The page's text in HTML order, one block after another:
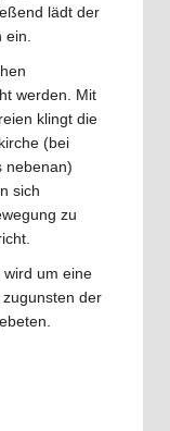
lädt der
werden. Mit
klingt die
(bei
nebenan)
sich
zu
wird um eine
der